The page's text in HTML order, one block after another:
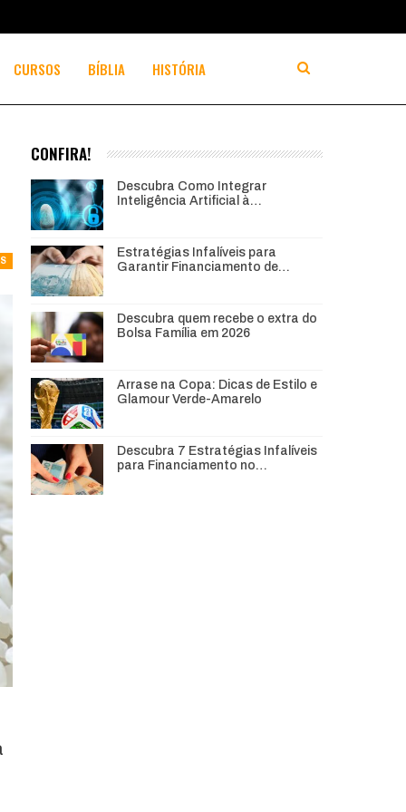
CURSOS BÍBLIA HISTÓRIA
CONFIRA!
Descubra Como Integrar
Inteligência Artificial à…
Estratégias Infalíveis para
Garantir Financiamento de…
Descubra quem recebe o extra do
Bolsa Família em 2026
Arrase na Copa: Dicas de Estilo e
Glamour Verde-Amarelo
Descubra 7 Estratégias Infalíveis
para Financiamento no…